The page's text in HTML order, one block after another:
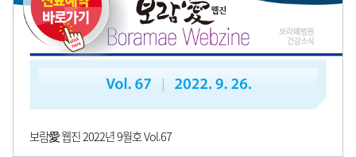
보람愛 웹진 2022년 9월호 Vol.67